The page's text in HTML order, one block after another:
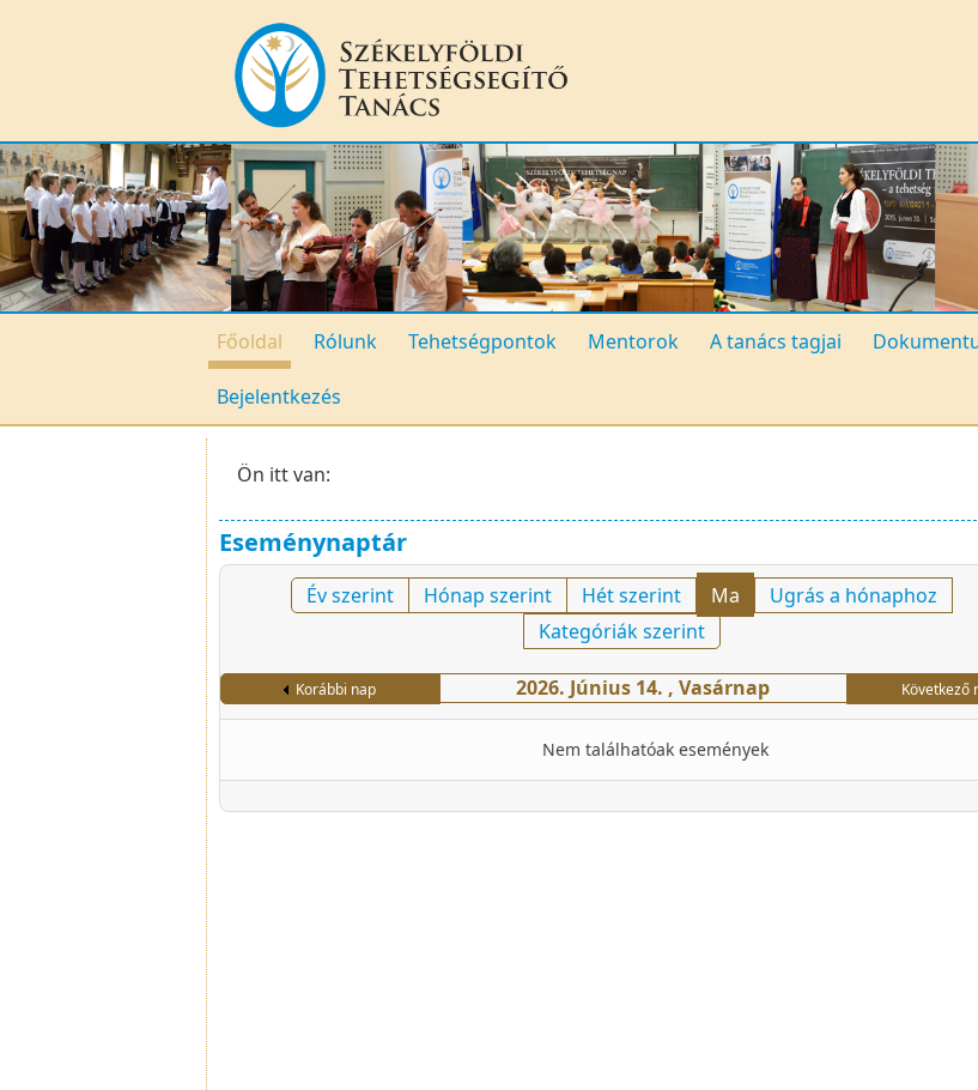
Főoldal Rólunk Tehetségpontok Mentorok A tanács tagjai
Bejelentkezés
Ön itt van:
Eseménynaptár
Év szerint Hónap szerint Hét szerint Ma
Ugrás a hónaphoz
Kategóriák szerint
Korábbi nap 2026. Június 14. , Vasárnap Következő
Nem találhatóak események